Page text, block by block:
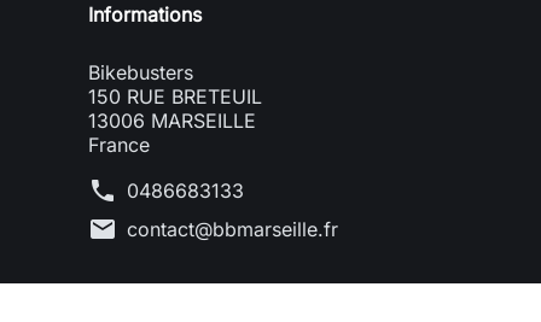
Informations
Bikebusters
150 RUE BRETEUIL
13006 MARSEILLE
France
phone 0486683133
mail contact@bbmarseille.fr